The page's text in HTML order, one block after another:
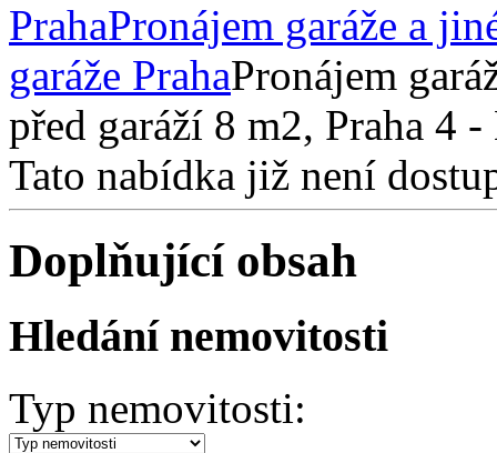
PrahaPronájem garáže a
garáže PrahaPronájem
před garáží 8 m2, Praha 4
Tato nabídka již není
Doplňující obsah
Hledání nemovitosti
Typ nemovitosti: